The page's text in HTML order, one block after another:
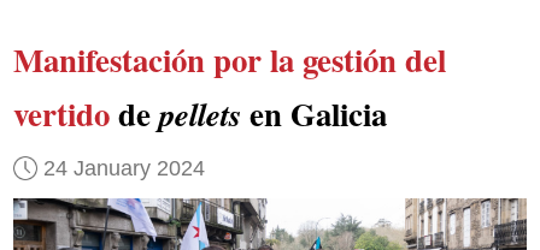
Manifestación por la gestión del
vertidodepellets en Galicia
24 January 2024